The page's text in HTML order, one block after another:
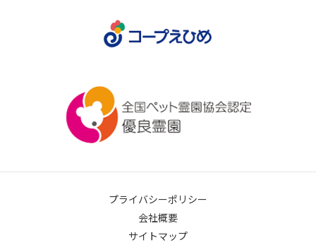
プライバシーポリシー
会社概要
サイトマップ